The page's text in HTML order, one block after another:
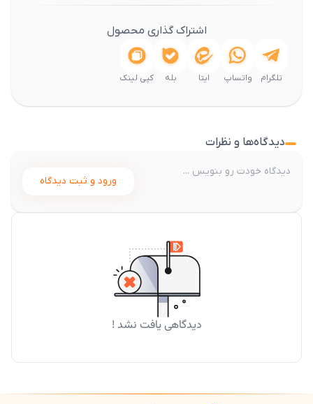
اشتراک گذاری محصول
تلگرام واتساپ ایتا بله کپی لینک
دیدگاه‌ها و نظرات
ورود و ثبت دیدگاه
دیدگاهی یافت نشد !